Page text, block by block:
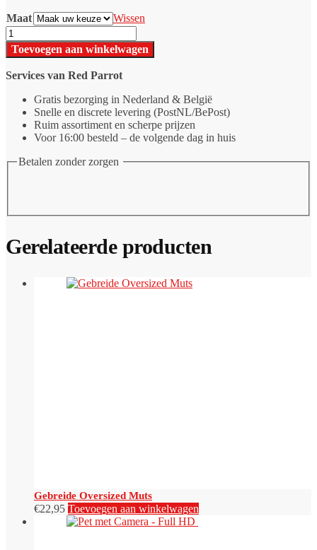
Maat
Wissen
Satijnen
boxershort
-
Flamenco
aantal
Toevoegen aan winkelwagen
Services van Red Parrot
Gratis bezorging in Nederland & België
Snelle en discrete levering (PostNL/BePost)
Ruim assortiment en scherpe prijzen
Voor 16:00 besteld – de volgende dag in huis
Betalen zonder zorgen
Gerelateerde producten
Gebreide Oversized Muts
€22,95 Toevoegen aan winkelwagen